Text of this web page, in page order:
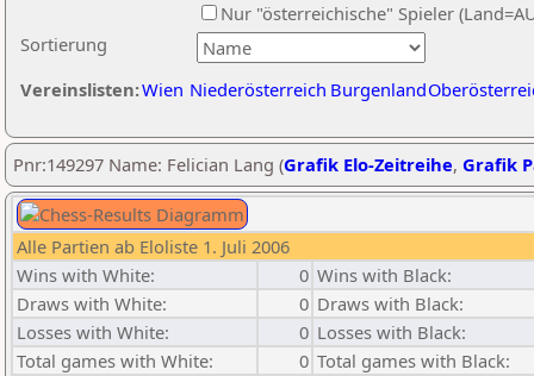
Sortierung
Nur "österreichische" Spieler
Vereinslisten:Wien Niederösterreich Burgenland
Pnr:149297 Name: Felician Lang (Grafik Elo-Zeitreihe, Grafik
Alle Partien ab Eloliste 1. Juli 2006
Wins with White:
0 Wins with Black:
Draws with White:
0 Draws with Black:
Losses with White:
0 Losses with Black:
Total games with White:
0 Total games with Black: